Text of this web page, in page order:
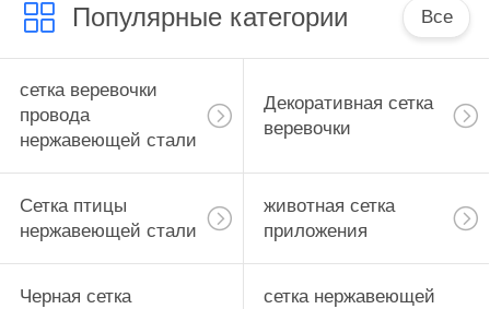
Популярные категории Все
сетка веревочки
провода
нержавеющей стали
Декоративная сетка
веревочки
Сетка птицы
нержавеющей стали
животная сетка
приложения
Черная сетка сетка нержавеющей